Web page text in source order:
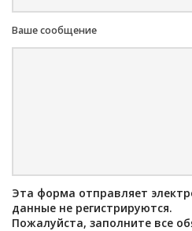
Ваше сообщение
Эта форма отправляет
данные не регистрируются.
Пожалуйста, заполните все